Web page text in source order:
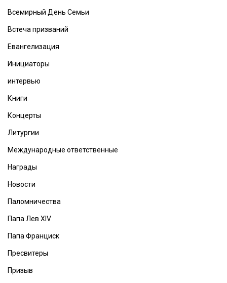
Всемирный День Семьи
Встеча призваний
Евангелизация
Инициаторы
интервью
Книги
Концерты
Литургии
Международные ответственные
Награды
Новости
Паломничества
Папа Лев XIV
Папа Франциск
Пресвитеры
Призыв